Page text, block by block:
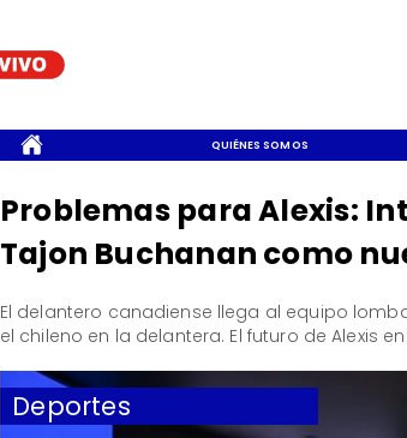
QUIÉNES SOMOS
Deportes
Problemas para Alexis:
Tajon Buchanan como
El delantero canadiense llega al equipo
el chileno en la delantera. El futuro de Alexis